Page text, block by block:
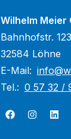
Wilhelm Meier
Bahnhofstr. 123
32584 Löhne
E-Mail:
Tel.: 0 57 32 /